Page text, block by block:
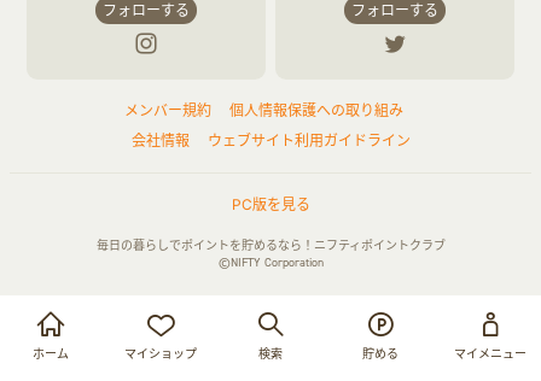
お買い物・サービス利用で貯める
ログイン
ホーム マイショップ 検索 貯める マイメニュー
フォローする フォローする
メンバー規約
個人情報保護への取り組み
会社情報
ウェブサイト利用ガイドライン
PC版を見る
毎日の暮らしでポイントを貯めるなら！ニフティポイントクラブ
©NIFTY Corporation